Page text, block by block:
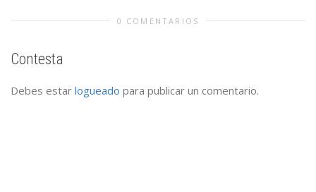
0 COMENTARIOS
Contesta
Debes estar logueado para publicar un comentario.